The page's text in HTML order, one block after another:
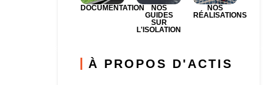
DOCUMENTATION
NOS
GUIDES
SUR
L'ISOLATION
NOS
RÉALISATIONS
À PROPOS D'ACTIS